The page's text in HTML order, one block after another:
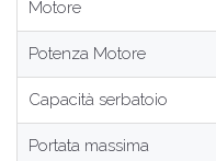
Motore
Potenza Motore
Capacità serbatoio
Portata massima